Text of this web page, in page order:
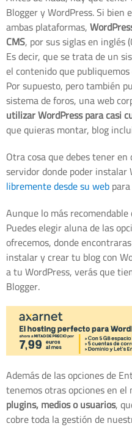
Blogger y WordPress. Si bien
ambas plataformas,
CMS, por sus siglas en inglés
Es decir, que se trata de un
el contenido que
Por supuesto, pero también
sistema de foros, una web
utilizar WordPress para casi
que quieras montar, blog
Otra cosa que debes tener
servidor donde poder instalar
libremente desde su web
Aunque lo más
Puedes elegir aluna de las
ofrecemos, donde
instalar y crear tu blog con
a tu WordPress, verás que
Blogger.
Además de las opciones de
tenemos otras opciones en el
plugins, medios o usuarios,
cobre toda la gestión de